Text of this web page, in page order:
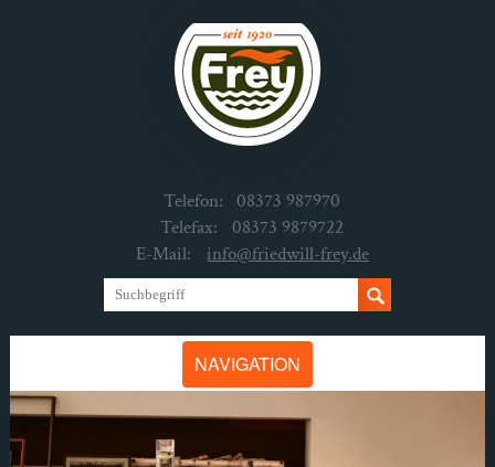
Telefon: 08373 987970
Telefax:
08373 9879722
E-Mail:
info@friedwill-frey.de
NAVIGATION